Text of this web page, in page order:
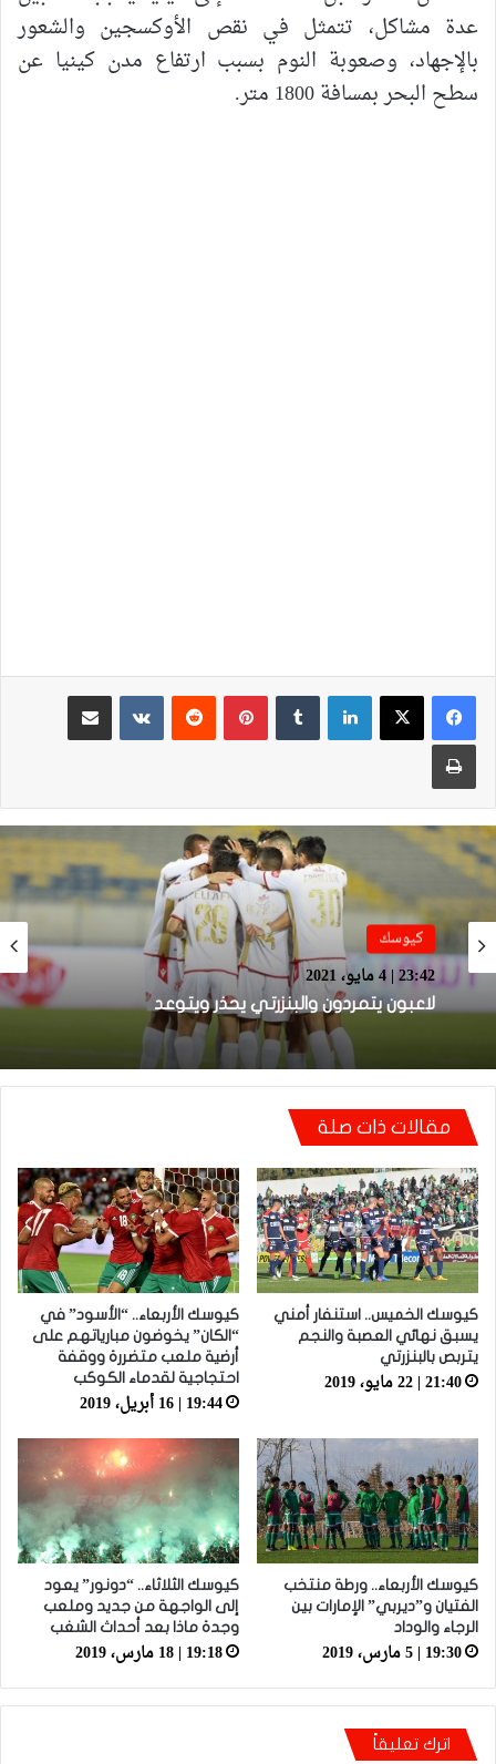
عدة مشاكل، تتمثل في نقص الأوكسجين والشعور
بالإجهاد، وصعوبة النوم بسبب ارتفاع مدن كينيا عن
سطح البحر بمسافة 1800 متر.
لينكدإن بينتيريست
مشاركة عبر البريد
طباعة
كيوسك
23:42 | 4 مايو، 2021
لاعبون يتمردون والبنزرتي يحذر ويتوعد
كيوسك
17:26 | 24 يونيو، 2019
كيوسك مصري: المنتخب المغربي حقق الأهم
في مباراة تكتيكية بامتياز
مقالات ذات صلة
كيوسك الخميس.. استنفار أمني
يسبق نهائي العصبة والنجم
يتربص بالبنزرتي
21:40 | 22 مايو، 2019
كيوسك الأربعاء.. “الأسود” في
“الكان” يخوضون مبارياتهم على
أرضية ملعب متضررة ووقفة
احتجاجية لقدماء الكوكب
19:44 | 16 أبريل، 2019
كيوسك الأربعاء.. ورطة منتخب
الفتيان و”ديربي” الإمارات بين
الرجاء والوداد
19:30 | 5 مارس، 2019
كيوسك الثلاثاء.. “دونور” يعود
إلى الواجهة من جديد وملعب
وجدة ماذا بعد أحداث الشغب
19:18 | 18 مارس، 2019
اترك تعليقاً